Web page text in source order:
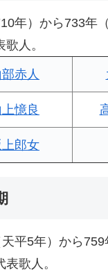
年）から733年
人。
赤人
憶良
郎女
平5年）から
歌人。